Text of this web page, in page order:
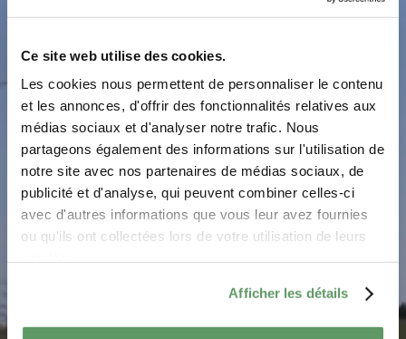
Ce site web utilise des cookies.
Les cookies nous permettent de personnaliser le contenu
et les annonces, d'offrir des fonctionnalités relatives aux
médias sociaux et d'analyser notre trafic. Nous
partageons également des informations sur l'utilisation de
notre site avec nos partenaires de médias sociaux, de
publicité et d'analyse, qui peuvent combiner celles-ci
avec d'autres informations que vous leur avez fournies
ou qu'ils ont collectées lors de votre utilisation de leurs
Afficher les détails
P&R Junglinster
Where? L-6136 Junglinster